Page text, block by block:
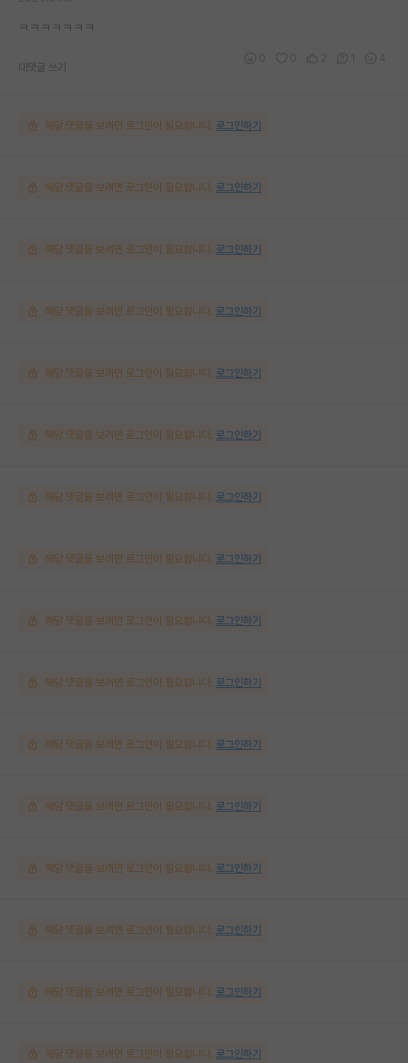
ㅋㅋㅋㅋㅋㅋㅋ
대댓글 쓰기
해당 댓글을 보려면 로그인이 필요합니다. 로그인하기
해당 댓글을 보려면 로그인이 필요합니다. 로그인하기
해당 댓글을 보려면 로그인이 필요합니다. 로그인하기
해당 댓글을 보려면 로그인이 필요합니다. 로그인하기
해당 댓글을 보려면 로그인이 필요합니다. 로그인하기
해당 댓글을 보려면 로그인이 필요합니다. 로그인하기
해당 댓글을 보려면 로그인이 필요합니다. 로그인하기
해당 댓글을 보려면 로그인이 필요합니다. 로그인하기
해당 댓글을 보려면 로그인이 필요합니다. 로그인하기
해당 댓글을 보려면 로그인이 필요합니다. 로그인하기
해당 댓글을 보려면 로그인이 필요합니다. 로그인하기
해당 댓글을 보려면 로그인이 필요합니다. 로그인하기
해당 댓글을 보려면 로그인이 필요합니다. 로그인하기
해당 댓글을 보려면 로그인이 필요합니다. 로그인하기
해당 댓글을 보려면 로그인이 필요합니다. 로그인하기
해당 댓글을 보려면 로그인이 필요합니다. 로그인하기